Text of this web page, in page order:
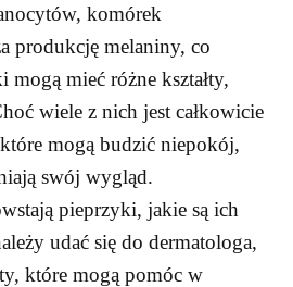
komórek
produkcję melaniny, co
mogą mieć różne kształty,
wiele z nich jest całkowicie
mogą budzić niepokój,
swój wygląd.
pieprzyki, jakie są ich
udać się do dermatologa,
które mogą pomóc w